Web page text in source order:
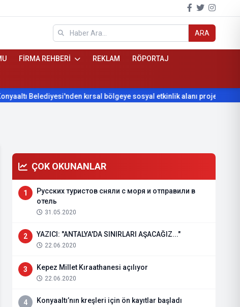
ARA
FİRMA REHBERİ REKLAM RÖPORTAJ
kırsal bölgeye sosyal etkinlik alanı projesi Konyaaltı
ÇOK OKUNANLAR
1
Русских туристов сняли с моря и отправили в
отель
31.05.2020
2 YAZICI: "ANTALYA'DA SINIRLARI AŞACAĞIZ..."
22.06.2020
3 Kepez Millet Kıraathanesi açılıyor
22.06.2020
4 Konyaaltı’nın kreşleri için ön kayıtlar başladı